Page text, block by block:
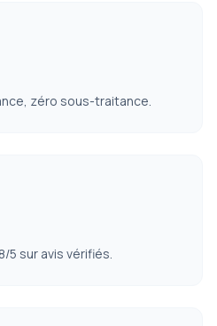
zéro sous-traitance.
5 sur avis vérifiés.